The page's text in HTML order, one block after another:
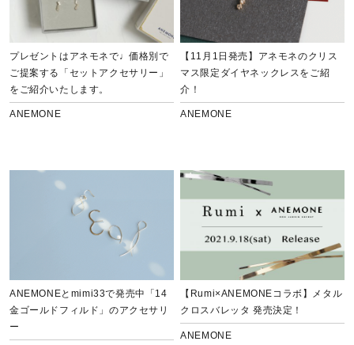
プレゼントはアネモネで♩価格別で
ご提案する「セットアクセサリー」
をご紹介いたします。
ANEMONE
【11月1日発売】アネモネのクリス
マス限定ダイヤネックレスをご紹
介！
ANEMONE
ANEMONEとmimi33で発売中「14
金ゴールドフィルド」のアクセサリ
ー
【Rumi×ANEMONEコラボ】メタル
クロスバレッタ 発売決定！
ANEMONE